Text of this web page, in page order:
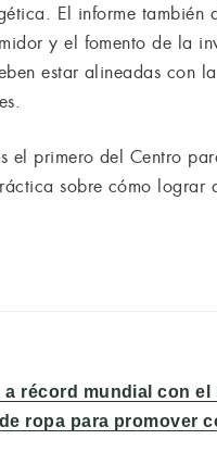
El informe también
y el fomento de la
estar alineadas con
el primero del Centro
sobre cómo
a récord mundial con el
ropa para promover